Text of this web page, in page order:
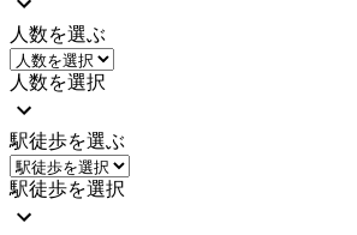
人数を選ぶ
人数を選択
駅徒歩を選ぶ
駅徒歩を選択